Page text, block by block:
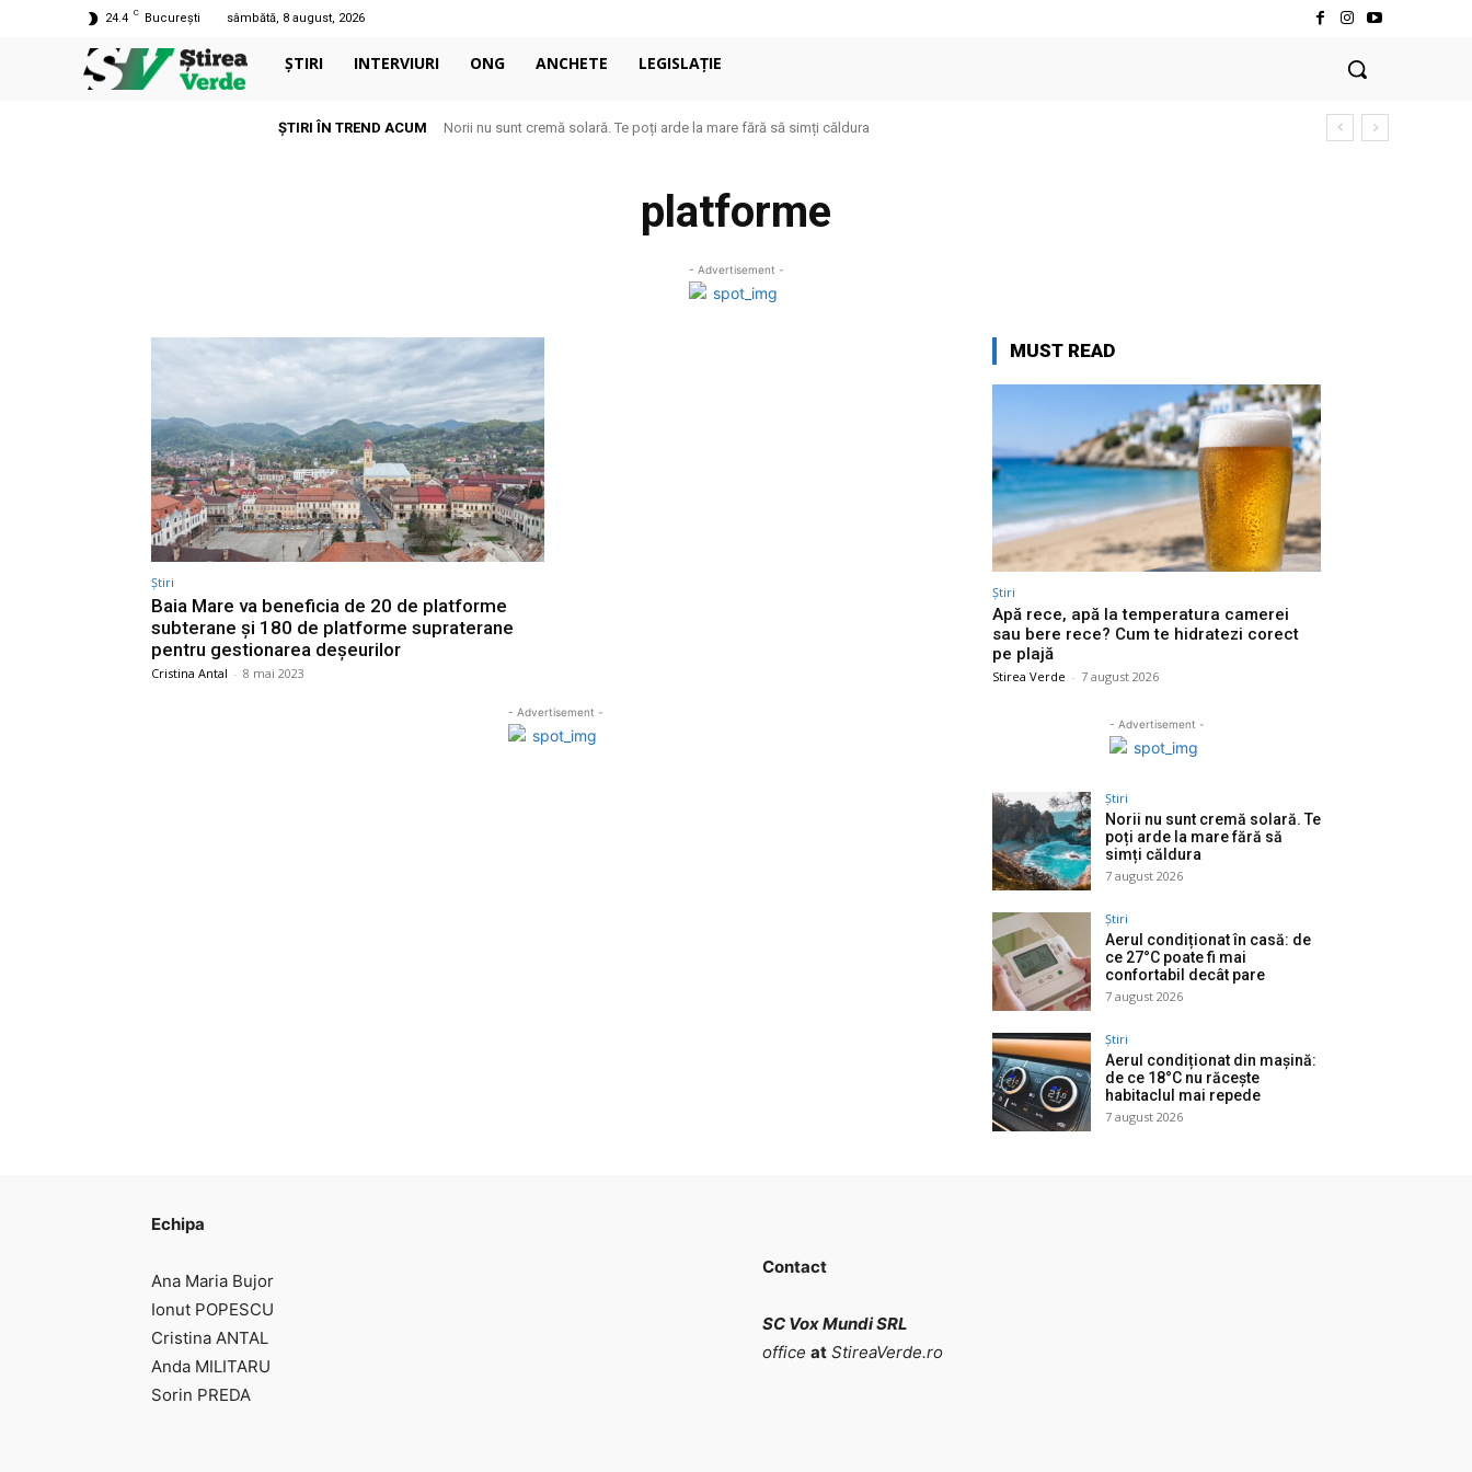
24.4 C București sâmbătă, 8 august, 2026
ȘTIRI INTERVIURI ONG ANCHETE LEGISLAȚIE
ȘTIRI ÎN TREND ACUM Norii nu sunt cremă solară. Te poți arde la mare fără să simți căldura
platforme
- Advertisement -
Știri
Baia Mare va beneficia de 20 de platforme
subterane și 180 de platforme supraterane
pentru gestionarea deșeurilor
Cristina Antal - 8 mai 2023
- Advertisement -
MUST READ
Știri
Apă rece, apă la temperatura camerei
sau bere rece? Cum te hidratezi corect
pe plajă
Stirea Verde - 7 august 2026
- Advertisement -
Știri
Norii nu sunt cremă solară. Te
poți arde la mare fără să
simți căldura
7 august 2026
Știri
Aerul condiționat în casă: de
ce 27°C poate fi mai
confortabil decât pare
7 august 2026
Știri
Aerul condiționat din mașină:
de ce 18°C nu răcește
habitaclul mai repede
7 august 2026
Echipa
Ana Maria Bujor
Ionut POPESCU
Cristina ANTAL
Anda MILITARU
Sorin PREDA
Contact
SC Vox Mundi SRL
office at StireaVerde.ro